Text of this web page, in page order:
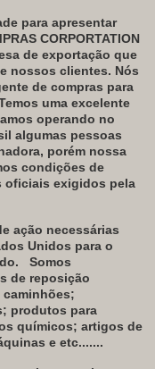
para apresentar
CORPORTATION
de exportação que
nossos clientes. Nós
de compras para
uma excelente
operando no
algumas pessoas
porém nossa
condições de
oficiais exigidos pela
ação necessárias
Unidos para o
Somos
de reposição
produtos para
químicos; artigos de
e etc.......